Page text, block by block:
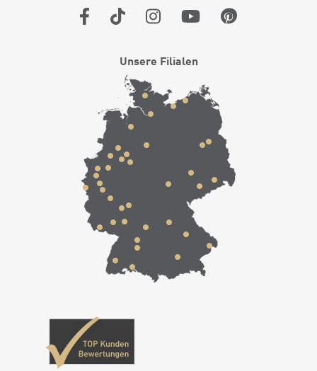
Unsere Filialen